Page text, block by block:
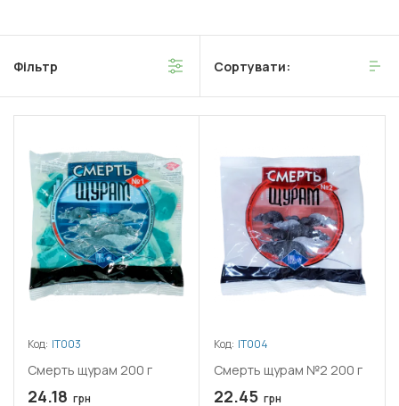
Фільтр Сортувати:
Код: ІТ003
Смерть щурам 200 г
24.18 грн
Код: ІТ004
Смерть щурам №2 200 г
22.45 грн